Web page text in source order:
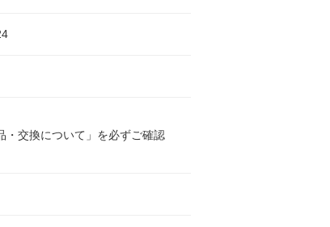
・交換について」を必ずご確認